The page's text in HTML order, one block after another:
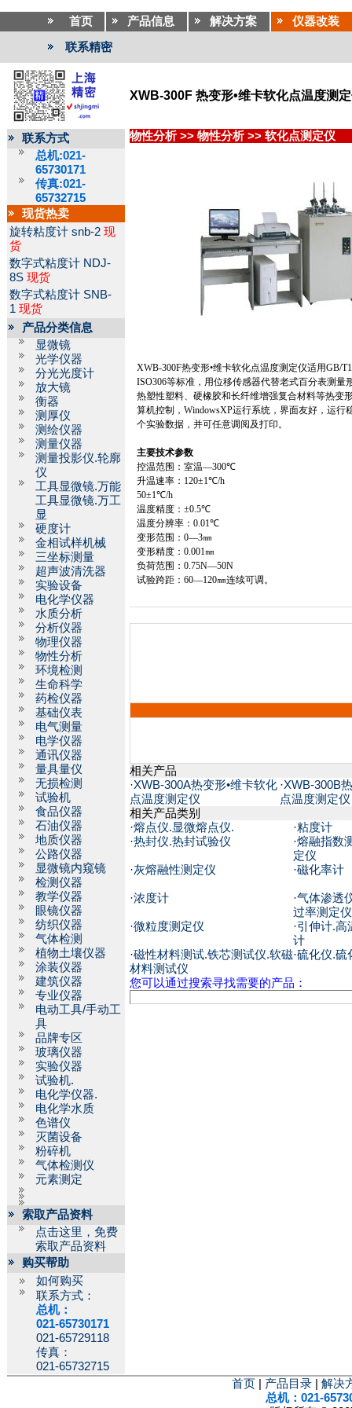
首页 产品信息 解决方案 仪器改装
联系精密
XWB-300F 热变形•维卡软化点温度测
联系方式
总机:021-
65730171
传真:021-
65732715
现货热卖
旋转粘度计 snb-2 现
货
数字式粘度计 NDJ-
8S 现货
数字式粘度计 SNB-
1 现货
产品分类信息
显微镜
光学仪器
分光光度计
放大镜
衡器
测厚仪
测绘仪器
测量仪器
测量投影仪.轮廓
仪
工具显微镜.万能
工具显微镜.万工
显
硬度计
金相试样机械
三坐标测量
超声波清洗器
实验设备
电化学仪器
水质分析
分析仪器
物理仪器
物性分析
环境检测
生命科学
药检仪器
基础仪表
电气测量
电学仪器
通讯仪器
量具量仪
无损检测
试验机
食品仪器
石油仪器
地质仪器
公路仪器
显微镜内窥镜
检测仪器
教学仪器
眼镜仪器
纺织仪器
气体检测
植物土壤仪器
涂装仪器
建筑仪器
专业仪器
电动工具/手动工
具
品牌专区
玻璃仪器
实验仪器
试验机.
电化学仪器.
电化学水质
色谱仪
灭菌设备
粉碎机
气体检测仪
元素测定
索取产品资料
点击这里，免费
索取产品资料
购买帮助
如何购买
联系方式：
总机：
021-65730171
021-65729118
传真：
021-65732715
物性分析 >> 物性分析 >> 软化点测定仪
XWB-300F热变形•维卡软化点温度测定仪适用GB/
ISO306等标准，用位移传感器代替老式百分表测量
热塑性塑料、硬橡胶和长纤维增强复合材料等热变
算机控制，WindowsXP运行系统，界面友好，运行
个实验数据，并可任意调阅及打印。
主要技术参数
控温范围：室温—300℃
升温速率： 120±1℃/h
50±1℃/h
温度精度：±0.5℃
温度分辨率：0.01℃
变形范围：0—3㎜
变形精度：0.001㎜
负荷范围：0.75N—50N
试验跨距：60—120㎜连续可调。
相关产品
·XWB-300A热变形•维卡软化
点温度测定仪
·XWB-300B
点温度测定仪
相关产品类别
·熔点仪.显微熔点仪. ·粘度计
·热封仪.热封试验仪 ·熔融指数
定仪
·灰熔融性测定仪 ·磁化率计
·浓度计 ·气体渗透
过率测定仪
·微粒度测定仪 ·引伸计.高
计
·磁性材料测试.铁芯测试仪.软磁
材料测试仪
·硫化仪.硫
您可以通过搜索寻找需要的产品：
首页 产品目录
解决
总机：021-